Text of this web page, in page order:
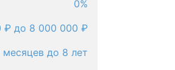
0%
₽ до 8 000 000 ₽
месяцев до 8 лет